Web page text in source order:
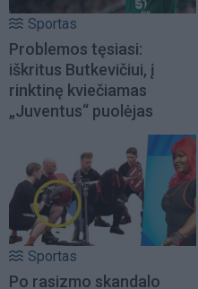
Sportas
Problemos tęsiasi:
iškritus Butkevičiui, į
rinktinę kviečiamas
„Juventus“ puolėjas
Sportas
Po rasizmo skandalo